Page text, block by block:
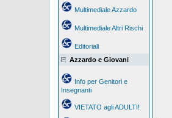
Multimediale Azzardo
Multimediale Altri Rischi
Editoriali
Azzardo e Giovani
Info per Genitori e
Insegnanti
VIETATO agli ADULTI!